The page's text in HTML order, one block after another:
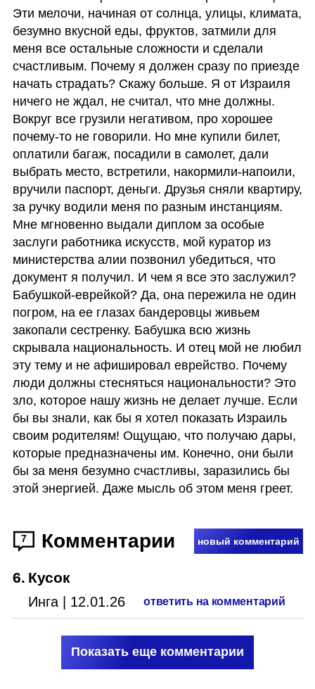
Эти мелочи, начиная от солнца, улицы, климата,
безумно вкусной еды, фруктов, затмили для
меня все остальные сложности и сделали
счастливым. Почему я должен сразу по приезде
начать страдать? Скажу больше. Я от Израиля
ничего не ждал, не считал, что мне должны.
Вокруг все грузили негативом, про хорошее
почему-то не говорили. Но мне купили билет,
оплатили багаж, посадили в самолет, дали
выбрать место, встретили, накормили-напоили,
вручили паспорт, деньги. Друзья сняли квартиру,
за ручку водили меня по разным инстанциям.
Мне мгновенно выдали диплом за особые
заслуги работника искусств, мой куратор из
министерства алии позвонил убедиться, что
документ я получил. И чем я все это заслужил?
Бабушкой-еврейкой? Да, она пережила не один
погром, на ее глазах бандеровцы живьем
закопали сестренку. Бабушка всю жизнь
скрывала национальность. И отец мой не любил
эту тему и не афишировал еврейство. Почему
люди должны стесняться национальности? Это
зло, которое нашу жизнь не делает лучше. Если
бы вы знали, как бы я хотел показать Израиль
своим родителям! Ощущаю, что получаю дары,
которые предназначены им. Конечно, они были
бы за меня безумно счастливы, заразились бы
этой энергией. Даже мысль об этом меня греет.
7 Комментарии новый комментарий
6. Кусок
Инга 12.01.26 ответить на комментарий
Показать еще комментарии